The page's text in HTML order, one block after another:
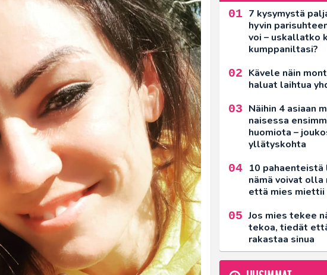
7 kysymystä
hyvin
voi – uskallatko
kumppaniltasi?
Kävele näin
haluat laihtua
Näihin 4 asiaan
naisessa
huomiota –
yllätyskohta
10
nämä voivat olla
että mies miettii
Jos mies tekee
tekoa, tiedät
rakastaa sinua